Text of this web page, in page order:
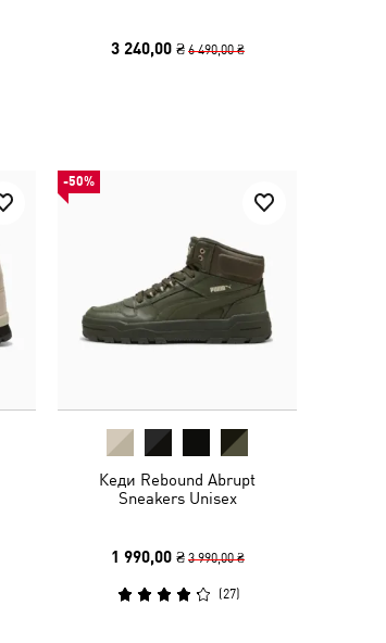
3 240,00 ₴ 6 490,00 ₴
-50%
Кеди Rebound Abrupt
Sneakers Unisex
1 990,00 ₴ 3 990,00 ₴
(27)